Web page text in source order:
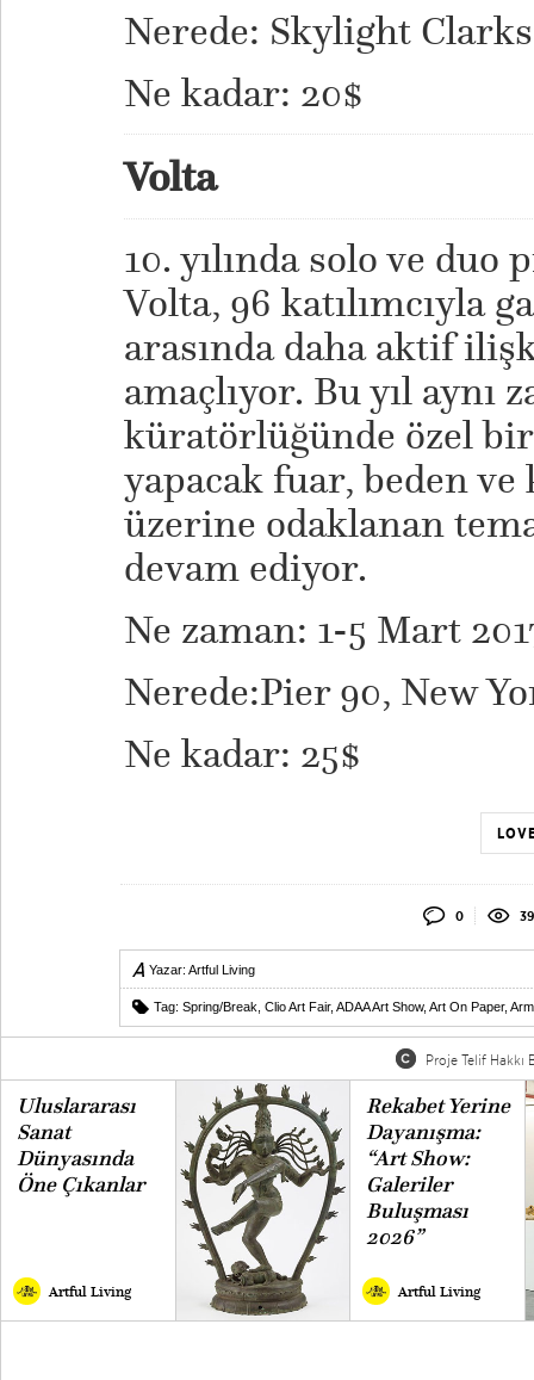
Nerede: Skylight
Ne kadar: 20$
Volta
10. yılında solo ve
Volta, 96 katılımcıyla
arasında daha aktif
amaçlıyor. Bu yıl aynı
küratörlüğünde özel
yapacak fuar, beden
üzerine odaklanan
devam ediyor.
Ne zaman: 1-5 Mart
Nerede:Pier 90, New
Ne kadar: 25$
0
Yazar: Artful Living
Tag: Spring/Break Clio Art Fair, ADAA Art Show, Art On Paper,
Proje Telif Hakkı
Uluslararası
Sanat
Dünyasında
Öne Çıkanlar
Artful Living
Rekabet Yerine
Dayanışma:
“Art Show:
Galeriler
Buluşması
2026”
Artful Living